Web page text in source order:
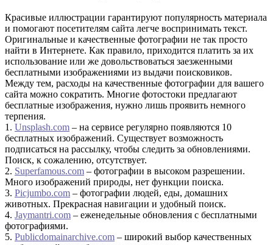
Красивые иллюстрации гарантируют популярность материала
и помогают посетителям сайта легче воспринимать текст.
Оригинальные и качественные фотографии не так просто
найти в Интернете. Как правило, приходится платить за их
использование или же довольствоваться заезженными
бесплатными изображениями из выдачи поисковиков.
Между тем, расходы на качественные фотографии для вашего
сайта можно сократить. Многие фотостоки предлагают
бесплатные изображения, нужно лишь проявить немного
терпения.
1. Unsplash.com – на сервисе регулярно появляются 10
бесплатных изображений. Существует возможность
подписаться на рассылку, чтобы следить за обновлениями.
Поиск, к сожалению, отсутствует.
2. Superfamous.com – фотографии в высоком разрешении.
Много изображений природы, нет функции поиска.
3. Picjumbo.com – фотографии людей, еды, домашних
животных. Прекрасная навигации и удобный поиск.
4. Jaymantri.com – еженедельные обновления с бесплатными
фотографиями.
5. Publicdomainarchive.com – широкий выбор качественных